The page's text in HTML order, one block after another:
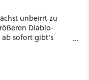
unbeirrt zu
Diablo-
ab sofort gibt's